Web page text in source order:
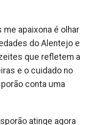
me apaixona é olhar
do Alentejo e
que refletem a
e o cuidado no
conta uma
atinge agora